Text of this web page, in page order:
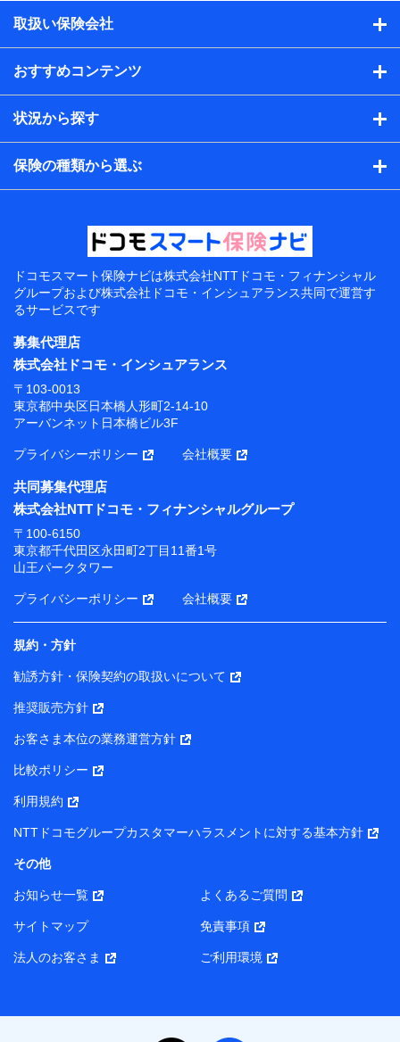
取扱い保険会社
おすすめコンテンツ
状況から探す
保険の種類から選ぶ
ドコモスマート保険ナビは株式会社NTTドコモ・フィナンシャル
グループおよび株式会社ドコモ・インシュアランス共同で運営す
るサービスです
募集代理店
株式会社ドコモ・インシュアランス
〒103-0013
東京都中央区日本橋人形町2-14-10
アーバンネット日本橋ビル3F
プライバシーポリシー 会社概要
共同募集代理店
株式会社NTTドコモ・フィナンシャルグループ
〒100-6150
東京都千代田区永田町2丁目11番1号
山王パークタワー
プライバシーポリシー 会社概要
規約・方針
勧誘方針・保険契約の取扱いについて
推奨販売方針
お客さま本位の業務運営方針
比較ポリシー
利用規約
NTTドコモグループカスタマーハラスメントに対する基本方針
その他
お知らせ一覧 よくあるご質問
サイトマップ 免責事項
法人のお客さま ご利用環境